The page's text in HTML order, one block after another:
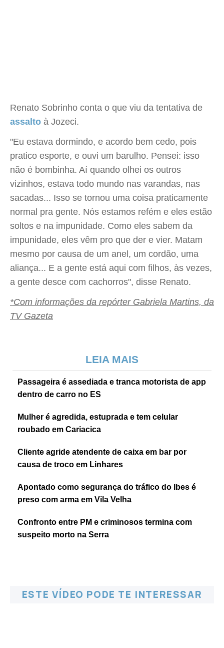
Renato Sobrinho conta o que viu da tentativa de
assalto à Jozeci.
"Eu estava dormindo, e acordo bem cedo, pois
pratico esporte, e ouvi um barulho. Pensei: isso
não é bombinha. Aí quando olhei os outros
vizinhos, estava todo mundo nas varandas, nas
sacadas... Isso se tornou uma coisa praticamente
normal pra gente. Nós estamos refém e eles estão
soltos e na impunidade. Como eles sabem da
impunidade, eles vêm pro que der e vier. Matam
mesmo por causa de um anel, um cordão, uma
aliança... E a gente está aqui com filhos, às vezes,
a gente desce com cachorros", disse Renato.
*Com informações da repórter Gabriela Martins, da
TV Gazeta
LEIA MAIS
Passageira é assediada e tranca motorista de app
dentro de carro no ES
Mulher é agredida, estuprada e tem celular
roubado em Cariacica
Cliente agride atendente de caixa em bar por
causa de troco em Linhares
Apontado como segurança do tráfico do Ibes é
preso com arma em Vila Velha
Confronto entre PM e criminosos termina com
suspeito morto na Serra
ESTE VÍDEO PODE TE INTERESSAR